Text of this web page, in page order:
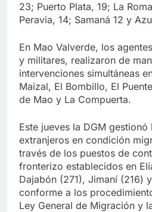
23; Puerto Plata, 19; La
Peravia, 14; Samaná 12 y
En Mao Valverde, los
y militares, realizaron de
intervenciones simultáneas
Maizal, El Bombillo, El
de Mao y La Compuerta.
Este jueves la DGM
extranjeros en condición
través de los puestos de
fronterizo establecidos en
Dajabón (271), Jimaní (216)
conforme a los
Ley General de Migración y